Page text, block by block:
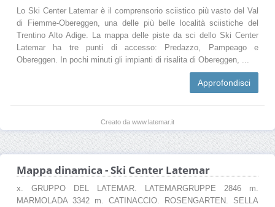
Lo Ski Center Latemar è il comprensorio sciistico più vasto del Val
di Fiemme-Obereggen, una delle più belle località sciistiche del
Trentino Alto Adige. La mappa delle piste da sci dello Ski Center
Latemar ha tre punti di accesso: Predazzo, Pampeago e
Obereggen. In pochi minuti gli impianti di risalita di Obereggen, ...
Approfondisci
Creato da www.latemar.it
Mappa dinamica - Ski Center Latemar
x. GRUPPO DEL LATEMAR. LATEMARGRUPPE 2846 m.
MARMOLADA 3342 m. CATINACCIO. ROSENGARTEN. SELLA